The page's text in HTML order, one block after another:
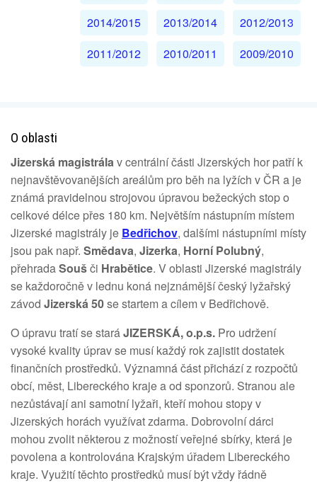
2014/2015
2013/2014
2012/2013
2011/2012
2010/2011 2009/2010
O oblasti
Jizerská magistrálav centrální části Jizerských hor patří k
nejnavštěvovanějších areálům pro běh na lyžích v ČR a je
známá pravidelnou strojovou úpravou bežeckých stop o
celkové délce přes 180 km. Největším nástupním místem
Jizerské magistrály je Bedřichov, dalšími nástupními místy
jsou pak např. Smědava, Jizerka, Horní Polubný,
přehradaSoušči Hrabětice. V oblasti Jizerské magistrály
se každoročně v lednu koná nejznámější český lyžařský
závod Jizerská 50se startem a cílem v Bedřichově.
O úpravu tratí se staráJIZERSKÁ, o.p.s. Pro udržení
vysoké kvality úprav se musí každý rok zajistit dostatek
finančních prostředků. Významná část přichází z rozpočtů
obcí, měst, Libereckého kraje a od sponzorů. Stranou ale
nezůstávají ani samotní lyžaři, kteří mohou stopy v
Jizerských horách využívat zdarma. Dobrovolní dárci
mohou zvolit některou z možností veřejné sbírky, která je
povolena a kontrolována Krajským úřadem Libereckého
kraje. Využití těchto prostředků musí být vždy řádně